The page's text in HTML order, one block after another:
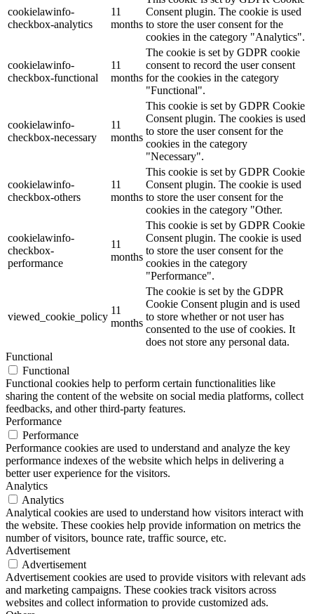
cookielawinfo-
checkbox-analytics
11
months
Consent plugin. The cookie is used
to store the user consent for the
cookies in the category "Analytics".
cookielawinfo-
checkbox-functional
11
months
The cookie is set by GDPR cookie
consent to record the user consent
for the cookies in the category
"Functional".
cookielawinfo-
checkbox-necessary
11
months
This cookie is set by GDPR Cookie
Consent plugin. The cookies is used
to store the user consent for the
cookies in the category
"Necessary".
cookielawinfo-
checkbox-others
11
months
This cookie is set by GDPR Cookie
Consent plugin. The cookie is used
to store the user consent for the
cookies in the category "Other.
cookielawinfo-
checkbox-
performance
11
months
This cookie is set by GDPR Cookie
Consent plugin. The cookie is used
to store the user consent for the
cookies in the category
"Performance".
viewed_cookie_policy
11
months
The cookie is set by the GDPR
Cookie Consent plugin and is used
to store whether or not user has
consented to the use of cookies. It
does not store any personal data.
Functional
Functional
Functional cookies help to perform certain functionalities like
sharing the content of the website on social media platforms, collect
feedbacks, and other third-party features.
Performance
Performance
Performance cookies are used to understand and analyze the key
performance indexes of the website which helps in delivering a
better user experience for the visitors.
Analytics
Analytics
Analytical cookies are used to understand how visitors interact with
the website. These cookies help provide information on metrics the
number of visitors, bounce rate, traffic source, etc.
Advertisement
Advertisement
Advertisement cookies are used to provide visitors with relevant ads
and marketing campaigns. These cookies track visitors across
websites and collect information to provide customized ads.